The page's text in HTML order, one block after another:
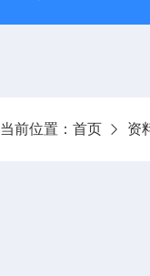
当前位置： 首页 资